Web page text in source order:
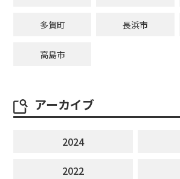
多賀町 長浜市
高島市
アーカイブ
2024
2022